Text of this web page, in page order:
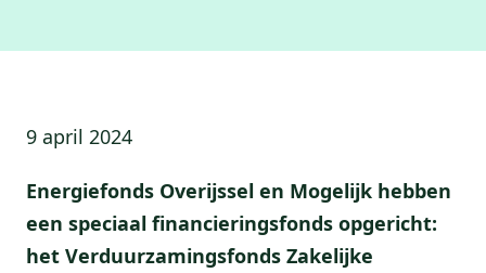
9 april 2024
Energiefonds Overijssel en Mogelijk hebben
een speciaal financieringsfonds opgericht:
het Verduurzamingsfonds Zakelijke